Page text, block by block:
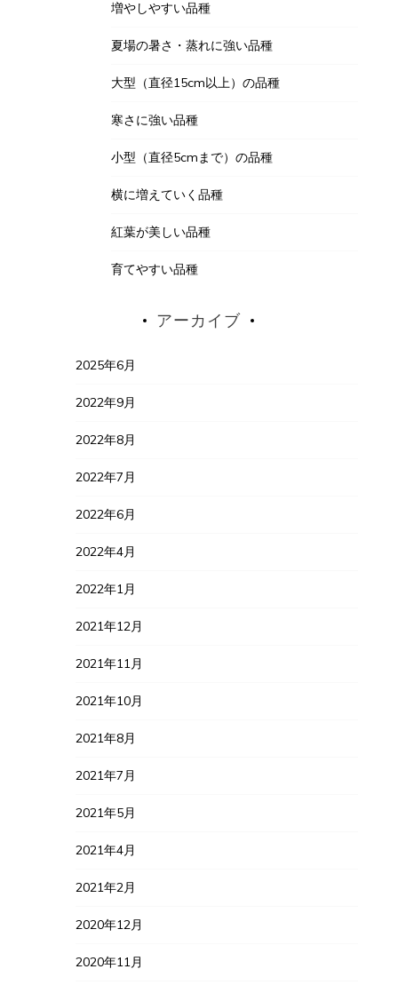
増やしやすい品種
夏場の暑さ・蒸れに強い品種
大型（直径15cm以上）の品種
寒さに強い品種
小型（直径5cmまで）の品種
横に増えていく品種
紅葉が美しい品種
育てやすい品種
アーカイブ
2025年6月
2022年9月
2022年8月
2022年7月
2022年6月
2022年4月
2022年1月
2021年12月
2021年11月
2021年10月
2021年8月
2021年7月
2021年5月
2021年4月
2021年2月
2020年12月
2020年11月